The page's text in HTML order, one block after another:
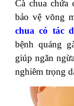
5. Cà rốt
Cà rốt chứa
thể sẽ chuyển
mạc giúp mắt
chữa chứng
tinh thể.